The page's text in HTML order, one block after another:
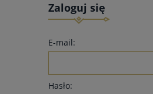
Zaloguj się
E-mail:
Hasło: